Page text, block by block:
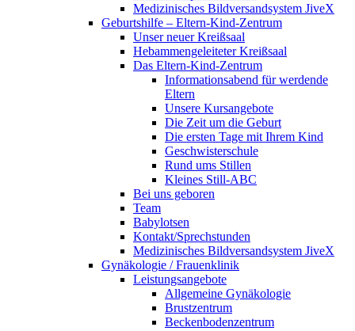
Medizinisches Bildversandsystem JiveX
Geburtshilfe – Eltern-Kind-Zentrum
Unser neuer Kreißsaal
Hebammengeleiteter Kreißsaal
Das Eltern-Kind-Zentrum
Informationsabend für werdende
Eltern
Unsere Kursangebote
Die Zeit um die Geburt
Die ersten Tage mit Ihrem Kind
Geschwisterschule
Rund ums Stillen
Kleines Still-ABC
Bei uns geboren
Team
Babylotsen
Kontakt/Sprechstunden
Medizinisches Bildversandsystem JiveX
Gynäkologie / Frauenklinik
Leistungsangebote
Allgemeine Gynäkologie
Brustzentrum
Beckenbodenzentrum